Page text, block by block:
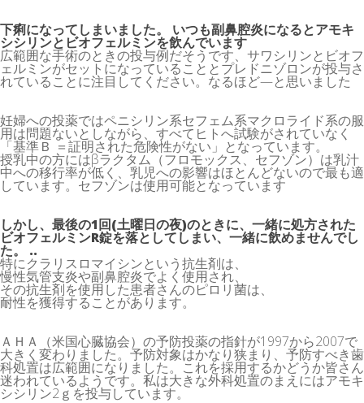
下痢になってしまいました。 いつも副鼻腔炎になるとアモキ
シシリンとビオフェルミンを飲んでいます
広範囲な手術のときの投与例だそうです、サワシリンとビオフ
ェルミンがセットになっていることとプレドニゾロンが投与さ
れていることに注目してください。なるほど—と思いました
妊婦への投薬ではペニシリン系セフェム系マクロライド系の服
用は問題ないとしながら、すべてヒトへ試験がされていなく
「基準Ｂ ＝証明された危険性がない」となっています。
授乳中の方にはβラクタム（フロモックス、セフゾン）は乳汁
中への移行率が低く、乳児への影響はほとんどないので最も適
しています。セフゾンは使用可能となっています
しかし、最後の1回(土曜日の夜)のときに、一緒に処方された
ビオフェルミンR錠を落としてしまい、一緒に飲めませんでし
た。 ..
特にクラリスロマイシンという抗生剤は、
慢性気管支炎や副鼻腔炎でよく使用され、
その抗生剤を使用した患者さんのピロリ菌は、
耐性を獲得することがあります。
ＡＨＡ（米国心臓協会）の予防投薬の指針が1997から2007で
大きく変わりました。予防対象はかなり狭まり、予防すべき歯
科処置は広範囲になりました。これを採用するかどうか皆さん
迷われているようです。私は大きな外科処置のまえにはアモキ
シシリン2ｇを投与しています。